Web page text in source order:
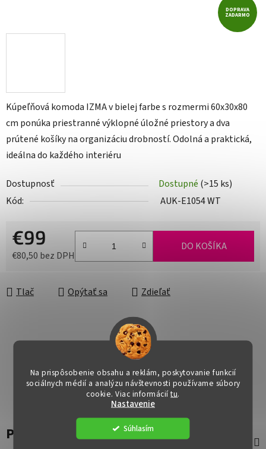
Na prispôsobenie obsahu a reklám, poskytovanie funkcií
sociálnych médií a analýzu návštevnosti používame súbory
cookie. Viac informáciítu.
Nastavenie
Súhlasím
Kúpeľňová komoda IZMA v bielej farbe s rozmermi 60x30x80
cm ponúka priestranné výklopné úložné priestory a dva
prútené košíky na organizáciu drobností. Odolná a praktická,
ideálna do každého interiéru
Dostupnosť Dostupné (>15 ks)
Kód:
AUK-E1054 WT
€99
€80,50 bez DPH
DO KOŠÍKA
Tlač Opýtať sa Zdieľať
DOPRAVA
ZADARMO
Popis